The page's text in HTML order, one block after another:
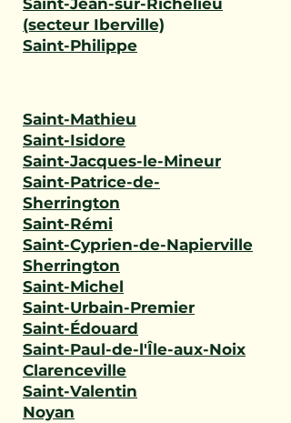
Saint-Jean-sur-Richelieu
(secteur Iberville)
Saint-Philippe
Saint-Mathieu
Saint-Isidore
Saint-Jacques-le-Mineur
Saint-Patrice-de-
Sherrington
Saint-Rémi
Saint-Cyprien-de-Napierville
Sherrington
Saint-Michel
Saint-Urbain-Premier
Saint-Édouard
Saint-Paul-de-l'Île-aux-Noix
Clarenceville
Saint-Valentin
Noyan